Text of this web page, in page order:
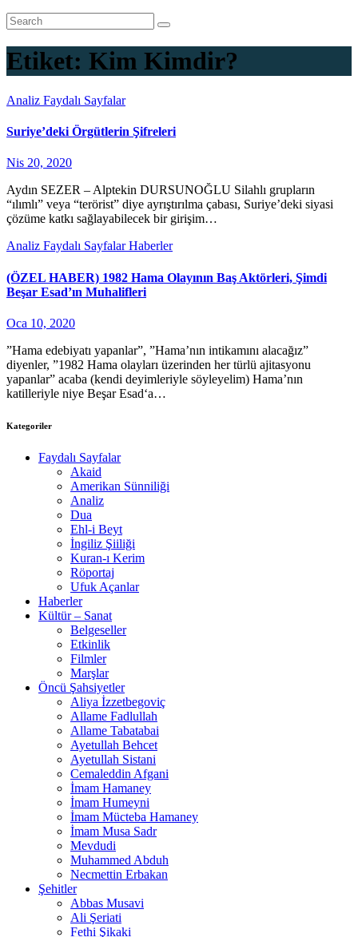
Etiket: Kim Kimdir?
Analiz Faydalı Sayfalar
Suriye’deki Örgütlerin Şifreleri
Nis 20, 2020
Aydın SEZER – Alptekin DURSUNOĞLU Silahlı grupların
“ılımlı” veya “terörist” diye ayrıştırılma çabası, Suriye’deki siyasi
çözüme katkı sağlayabilecek bir girişim…
Analiz Faydalı SayfalarHaberler
(ÖZEL HABER) 1982 Hama Olayının Baş Aktörleri, Şimdi
Beşar Esad’ın Muhalifleri
Oca 10, 2020
”Hama edebiyatı yapanlar”, ”Hama’nın intikamını alacağız”
diyenler, ”1982 Hama olayları üzerinden her türlü ajitasyonu
yapanlar” acaba (kendi deyimleriyle söyleyelim) Hama’nın
katilleriyle niye Beşar Esad‘a…
Kategoriler
Faydalı Sayfalar
Akaid
Amerikan Sünniliği
Analiz
Dua
Ehl-i Beyt
İngiliz Şiiliği
Kuran-ı Kerim
Röportaj
Ufuk Açanlar
Haberler
Kültür – Sanat
Belgeseller
Etkinlik
Filmler
Marşlar
Öncü Şahsiyetler
Aliya İzzetbegoviç
Allame Fadlullah
Allame Tabatabai
Ayetullah Behcet
Ayetullah Sistani
Cemaleddin Afgani
İmam Hamaney
İmam Humeyni
İmam Mücteba Hamaney
İmam Musa Sadr
Mevdudi
Muhammed Abduh
Necmettin Erbakan
Şehitler
Abbas Musavi
Ali Şeriati
Fethi Şikaki